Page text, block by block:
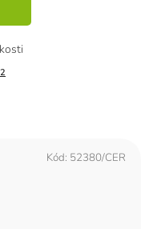
Kód: 52380/CER